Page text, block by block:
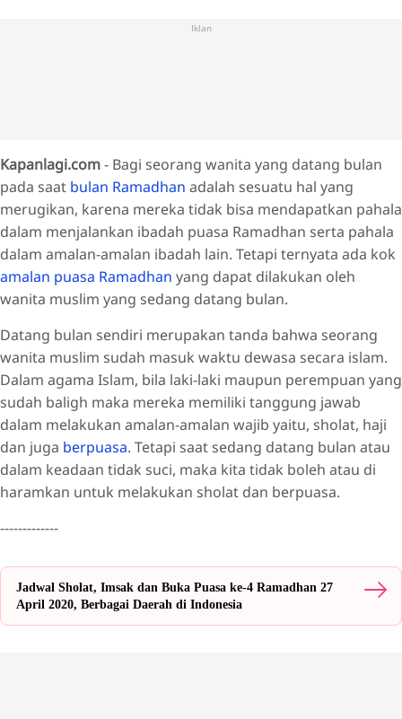
Iklan
Kapanlagi.com- Bagi seorang wanita yang datang bulan
pada saat bulan Ramadhan adalah sesuatu hal yang
merugikan, karena mereka tidak bisa mendapatkan pahala
dalam menjalankan ibadah puasa Ramadhan serta pahala
dalam amalan-amalan ibadah lain. Tetapi ternyata ada kok
amalan puasa Ramadhan yang dapat dilakukan oleh
wanita muslim yang sedang datang bulan.
Datang bulan sendiri merupakan tanda bahwa seorang
wanita muslim sudah masuk waktu dewasa secara islam.
Dalam agama Islam, bila laki-laki maupun perempuan yang
sudah baligh maka mereka memiliki tanggung jawab
dalam melakukan amalan-amalan wajib yaitu, sholat, haji
dan juga berpuasa. Tetapi saat sedang datang bulan atau
dalam keadaan tidak suci, maka kita tidak boleh atau di
haramkan untuk melakukan sholat dan berpuasa.
-------------
Jadwal Sholat, Imsak dan Buka Puasa ke-4 Ramadhan 27
April 2020, Berbagai Daerah di Indonesia